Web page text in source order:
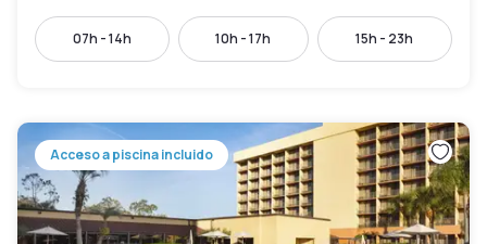
07h - 14h 10h - 17h 15h - 23h
Acceso a piscina incluido